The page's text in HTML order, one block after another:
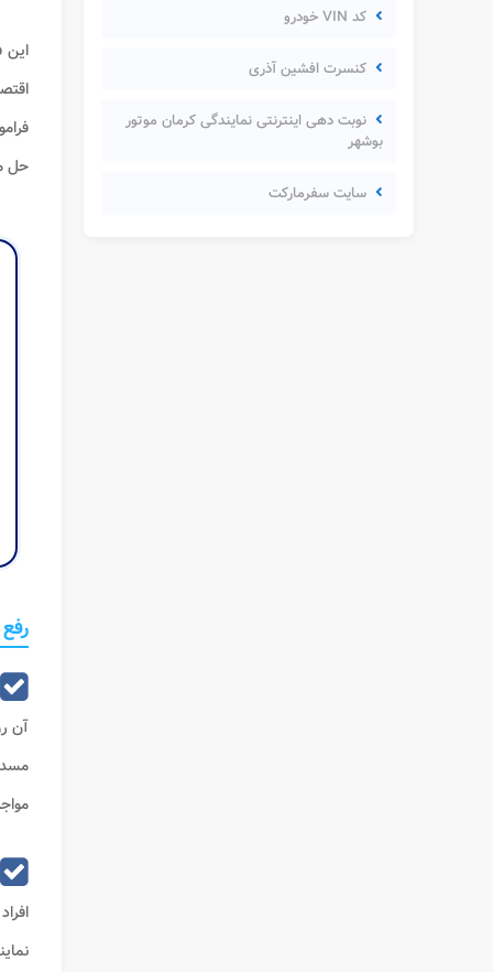
کد VIN خودرو
کنسرت افشین آذری
نوبت دهی اینترنتی نمایندگی کرمان موتور
بوشهر
سایت سفرمارکت
این
حل
آن